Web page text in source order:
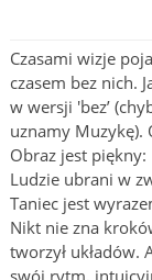
Czasami wizje
czasem bez nich.
w wersji 'bez’
uznamy Muzykę).
Obraz jest piękny:
Ludzie ubrani w
Taniec jest
Nikt nie zna
tworzył układów.